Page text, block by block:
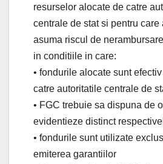
resurselor alocate de catre
centrale de stat si pentru care
asuma riscul de
in conditiile in care:
• fondurile alocate sunt
catre autoritatile centrale de
• FGC trebuie sa dispuna de
evidentieze distinct
• fondurile sunt utilizate
emiterea garantiilor